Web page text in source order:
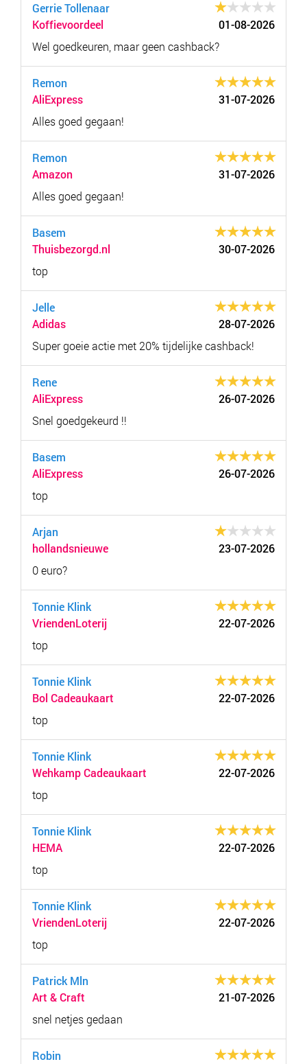
Gerrie Tollenaar
Koffievoordeel
01-08-2026
Wel goedkeuren, maar geen cashback?
Remon
AliExpress
31-07-2026
Alles goed gegaan!
Remon
Amazon
31-07-2026
Alles goed gegaan!
Basem
Thuisbezorgd.nl
30-07-2026
top
Jelle
Adidas
28-07-2026
Super goeie actie met 20% tijdelijke cashback!
Rene
AliExpress
26-07-2026
Snel goedgekeurd !!
Basem
AliExpress
26-07-2026
top
Arjan
hollandsnieuwe
23-07-2026
0 euro?
Tonnie Klink
VriendenLoterij
22-07-2026
top
Tonnie Klink
Bol Cadeaukaart
22-07-2026
top
Tonnie Klink
Wehkamp Cadeaukaart
22-07-2026
top
Tonnie Klink
HEMA
22-07-2026
top
Tonnie Klink
VriendenLoterij
22-07-2026
top
Patrick Mln
Art & Craft
21-07-2026
snel netjes gedaan
Robin